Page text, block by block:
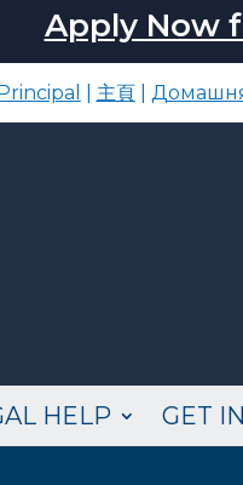
Apply Now
主頁|
HELP GET